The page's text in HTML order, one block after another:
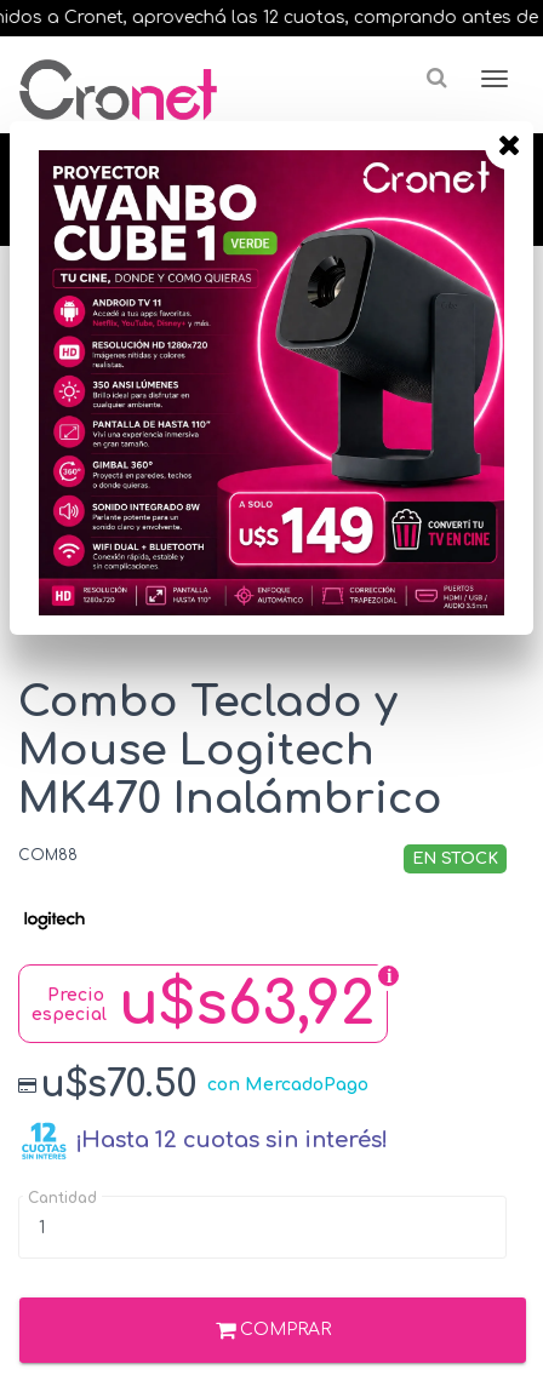
a Cronet, aprovechá las 12 cuotas, comprando antes de
🔥🔥🔥 12 cuotas, en todos nuestros artículos,
comprando antes de las 13 hrs. envíos en el
día 🔥🔥🔥
Inicio
VARIOS INFORMATICA
TECLADOS Y MOUSE
Combo Teclado y
Mouse Logitech
MK470 Inalámbrico
COM88 EN STOCK
u$s63,92
Precio
especial
u$s70.50 con MercadoPago
¡Hasta 12 cuotas sin interés!
Cantidad
COMPRAR